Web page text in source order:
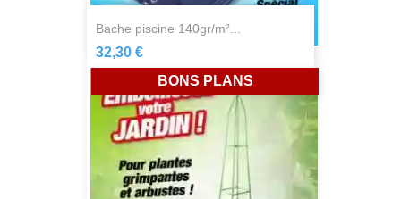
bache piscine 140gr/m²...
32,30 €
BONS PLANS